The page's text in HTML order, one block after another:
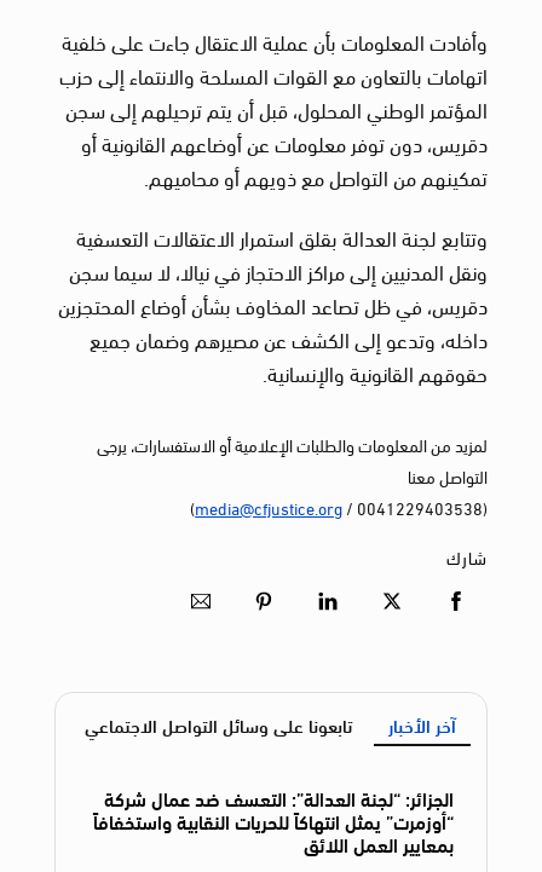
وأفادت المعلومات بأن عملية الاعتقال جاءت على خلفية
اتهامات بالتعاون مع القوات المسلحة والانتماء إلى حزب
المؤتمر الوطني المحلول، قبل أن يتم ترحيلهم إلى سجن
دقريس، دون توفر معلومات عن أوضاعهم القانونية أو
تمكينهم من التواصل مع ذويهم أو محاميهم.
وتتابع لجنة العدالة بقلق استمرار الاعتقالات التعسفية
ونقل المدنيين إلى مراكز الاحتجاز في نيالا، لا سيما سجن
دقريس، في ظل تصاعد المخاوف بشأن أوضاع المحتجزين
داخله، وتدعو إلى الكشف عن مصيرهم وضمان جميع
حقوقهم القانونية والإنسانية.
لمزيد من المعلومات والطلبات الإعلامية أو الاستفسارات، يرجى
التواصل معنا
(0041229403538 /
media@cfjustice.org
)
شارك
آخر الأخبار تابعونا على وسائل التواصل الاجتماعي
الجزائر: “لجنة العدالة”: التعسف ضد عمال شركة
“أوزمرت” يمثل انتهاكاً للحريات النقابية واستخفافاً
بمعايير العمل اللائق